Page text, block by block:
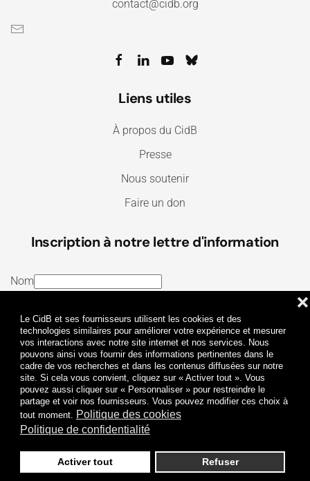
Le CidB et ses fournisseurs utilisent les cookies et des
technologies similaires pour améliorer votre expérience et mesurer
vos interactions avec notre site internet et nos services. Nous
pouvons ainsi vous fournir des informations pertinentes dans le
cadre de vos recherches et dans les contenus diffusées sur notre
site. Si cela vous convient, cliquez sur « Activer tout ». Vous
pouvez aussi cliquer sur « Personnaliser » pour restreindre le
partage et voir nos fournisseurs. Vous pouvez modifier ces choix à
tout moment. Politique des cookies
Politique de confidentialité
Activer tout Refuser
❌
contact@cidb.org
Liens utiles
À propos du CidB
Presse
Nous soutenir
Faire un don
Inscription à notre lettre d'information
Nom
J’ai lu et j’accepte lesTermes et conditionset la
Politique de confidentialité
Je m'abonne